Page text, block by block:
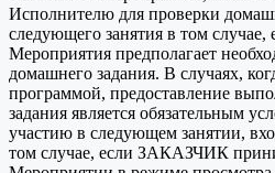
Исполнителю для проверки
следующего занятия в том случае,
Мероприятия предполагает
домашнего задания. В случаях,
программой, предоставление
задания является обязательным
участию в следующем занятии,
том случае, если ЗАКАЗЧИК